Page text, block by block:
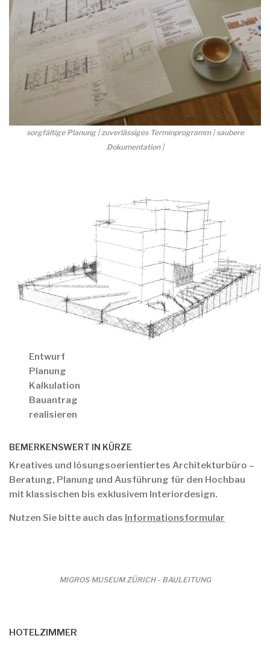
sorgfältige Planung | zuverlässiges Terminprogramm | saubere
Dokumentation |
Entwurf
Planung
Kalkulation
Bauantrag
realisieren
BEMERKENSWERT IN KÜRZE
Kreatives und lösungsoerientiertes Architekturbüro –
Beratung, Planung und Ausführung für den Hochbau
mit klassischen bis exklusivem Interiordesign.
Nutzen Sie bitte auch das Informationsformular
MIGROS MUSEUM ZÜRICH - BAULEITUNG
HOTELZIMMER